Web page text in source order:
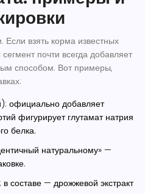
Если взять корма известных
почти всегда добавляет
способом. Вот примеры,
официально добавляет
фигурирует глутамат натрия
белка.
натуральному» —
— дрожжевой экстракт